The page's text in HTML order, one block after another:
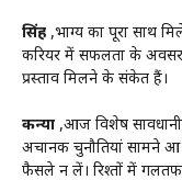
सिंह ,भाग्य का पूरा साथ
करियर में सफलता के अवसर
प्रस्ताव मिलने के संकेत हैं।
कन्या ,आज विशेष
अचानक चुनौतियां सामने
फैसले न लें। रिश्तों में